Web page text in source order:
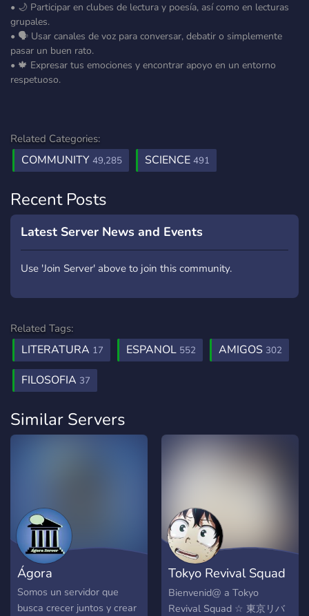
• 🌙 Participar en clubes de lectura y poesía, así como en lecturas
grupales.
• 🗣️ Usar canales de voz para conversar, debatir o simplemente
pasar un buen rato.
• 🍁 Expresar tus emociones y encontrar apoyo en un entorno
respetuoso.
Related Categories:
COMMUNITY 49,285 SCIENCE 491
Recent Posts
Latest Server News and Events
Use 'Join Server' above to join this community.
Related Tags:
LITERATURA 17 ESPANOL 552 AMIGOS 302
FILOSOFIA 37
Similar Servers
Ágora
Somos un servidor que
busca crecer juntos y crear
Tokyo Revival Squad
☆
Bienvenid@ a Tokyo
Revival Squad ☆ 東京リバ